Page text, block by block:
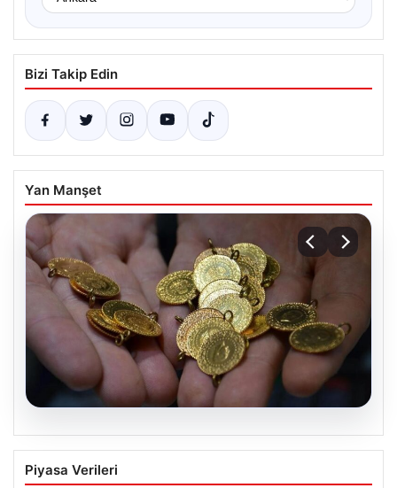
Bizi Takip Edin
Yan Manşet
07.08.2026
Altın fiyatları canlı 14 Nisan 2026: Altın
fiyatları ne kadar oldu? Gram, çeyrek,
Piyasa Verileri